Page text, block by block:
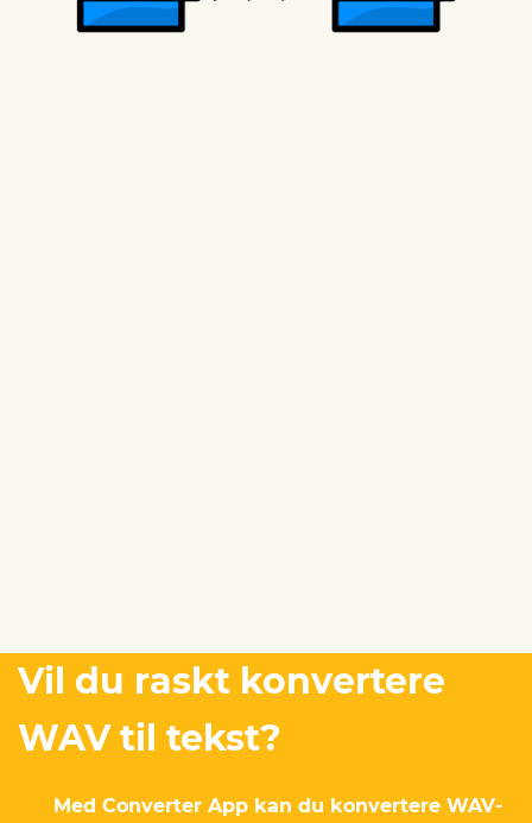
Vil du raskt konvertere
WAV til tekst?
Med Converter App kan du konvertere WAV-